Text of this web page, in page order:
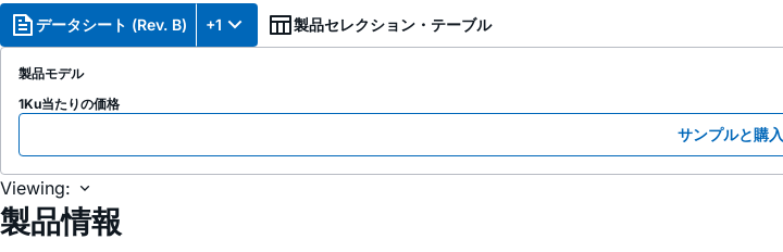
データシート (Rev. B) +1 製品セレクション・テーブル
製品モデル
1Ku当たりの価格
サンプルと購入
Viewing:
製品情報